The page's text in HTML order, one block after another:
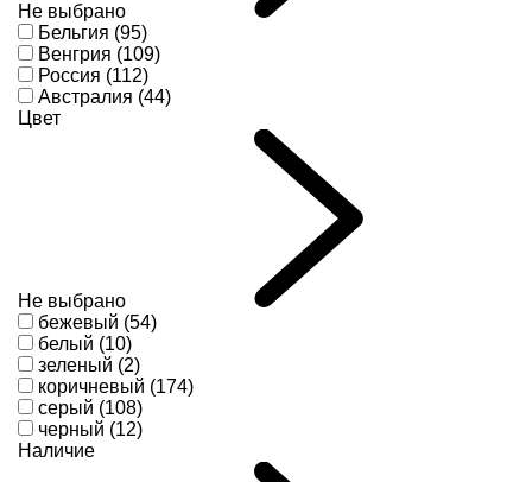
Не выбрано
Бельгия (95)
Венгрия (109)
Россия (112)
Австралия (44)
Цвет
Не выбрано
бежевый (54)
белый (10)
зеленый (2)
коричневый (174)
серый (108)
черный (12)
Наличие